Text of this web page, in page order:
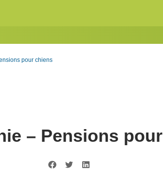
pour chiens
– Pensions pour